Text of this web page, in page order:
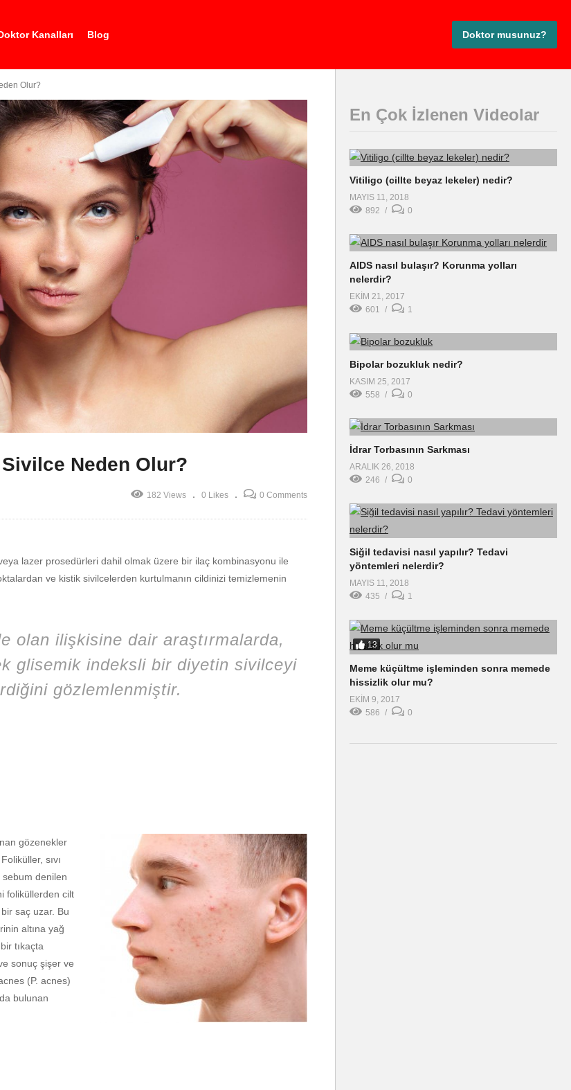
Doktor musunuz?
Kanalları Blog
Olur?
Neden Olur?
182 Views 0 Likes 0 Comments
lazer prosedürleri dahil olmak üzere bir ilaç kombinasyonu ile
ve kistik sivilcelerden kurtulmanın cildinizi temizlemenin
olan ilişkisine dair araştırmalarda,
glisemik indeksli bir diyetin sivilceyi
gözlemlenmiştir.
gözenekler
sıvı
sebum denilen
foliküllerden cilt
saç uzar. Bu
altına yağ
tıkaçta
sonuç şişer ve
(P. acnes)
bulunan
En Çok İzlenen Videolar
Vitiligo (cillte beyaz lekeler) nedir?
MAYIS 11, 2018
892
0
AIDS nasıl bulaşır? Korunma yolları
nelerdir?
EKIM 21, 2017
601
1
Bipolar bozukluk nedir?
KASIM 25, 2017
558
0
İdrar Torbasının Sarkması
ARALIK 26, 2018
246
0
Siğil tedavisi nasıl yapılır? Tedavi
yöntemleri nelerdir?
MAYIS 11, 2018
435
1
13
Meme küçültme işleminden sonra memede
hissizlik olur mu?
EKIM 9, 2017
586
0